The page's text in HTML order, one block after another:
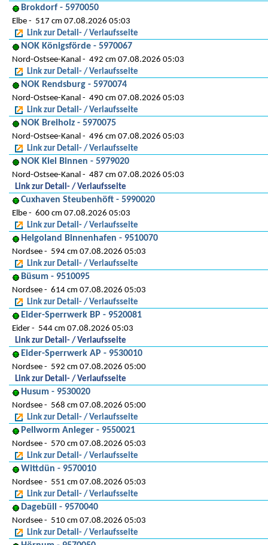
Brokdorf - 5970050
Elbe
517 cm 07.08.2026 05:03
Link zur Detail- / Verlaufsseite
NOK Königsförde - 5970067
Nord-Ostsee-Kanal
492 cm 07.08.2026 05:03
Link zur Detail- / Verlaufsseite
NOK Rendsburg - 5970074
Nord-Ostsee-Kanal
490 cm 07.08.2026 05:03
Link zur Detail- / Verlaufsseite
NOK Breiholz - 5970075
Nord-Ostsee-Kanal
496 cm 07.08.2026 05:03
Link zur Detail- / Verlaufsseite
NOK Kiel Binnen - 5979020
Nord-Ostsee-Kanal
487 cm 07.08.2026 05:03
Link zur Detail- / Verlaufsseite
Cuxhaven Steubenhöft - 5990020
Elbe
600 cm 07.08.2026 05:03
Link zur Detail- / Verlaufsseite
Helgoland Binnenhafen - 9510070
Nordsee
594 cm 07.08.2026 05:03
Link zur Detail- / Verlaufsseite
Büsum - 9510095
Nordsee
614 cm 07.08.2026 05:03
Link zur Detail- / Verlaufsseite
Eider-Sperrwerk BP - 9520081
Eider
544 cm 07.08.2026 05:03
Link zur Detail- / Verlaufsseite
Eider-Sperrwerk AP - 9530010
Nordsee
592 cm 07.08.2026 05:00
Link zur Detail- / Verlaufsseite
Husum - 9530020
Nordsee
568 cm 07.08.2026 05:00
Link zur Detail- / Verlaufsseite
Pellworm Anleger - 9550021
Nordsee
570 cm 07.08.2026 05:03
Link zur Detail- / Verlaufsseite
Wittdün - 9570010
Nordsee
551 cm 07.08.2026 05:03
Link zur Detail- / Verlaufsseite
Dagebüll - 9570040
Nordsee
510 cm 07.08.2026 05:03
Link zur Detail- / Verlaufsseite